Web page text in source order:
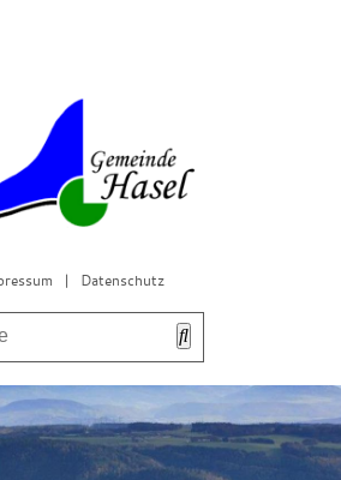
| Datenschutz
& Gemeinderat